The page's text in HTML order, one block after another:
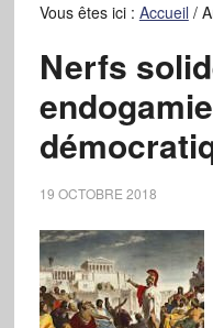
Vous êtes ici : Accueil /
Nerfs
19 OCTOBRE 2018